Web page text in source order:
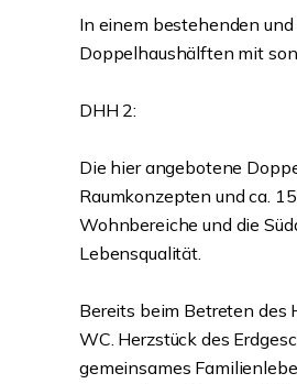
In einem bestehenden
Doppelhaushälften mit
DHH 2:
Die hier angebotene
Raumkonzepten und ca.
Wohnbereiche und die
Lebensqualität.
Bereits beim Betreten des
WC. Herzstück des
gemeinsames